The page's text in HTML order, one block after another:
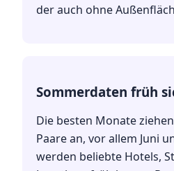
der auch ohne
Sommerdaten früh
Die besten Monate
Paare an, vor allem Juni
werden beliebte Hotels,